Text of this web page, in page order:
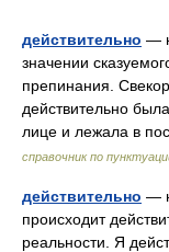
действительно —
значении
препинания.
действительно
лице и лежала в
справочник по
действительно —
происходит
реальности. Я